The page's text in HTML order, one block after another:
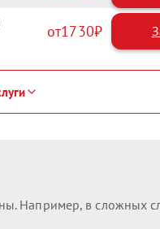
1730
Например, в сложных